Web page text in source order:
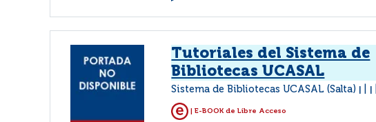
Tutoriales del Sistema de
Bibliotecas UCASAL
Sistema de Bibliotecas UCASAL (Salta)
| E-BOOK de Libre Acceso